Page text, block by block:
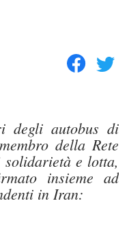
degli autobus di
della Rete
e lotta,
insieme ad
in Iran: